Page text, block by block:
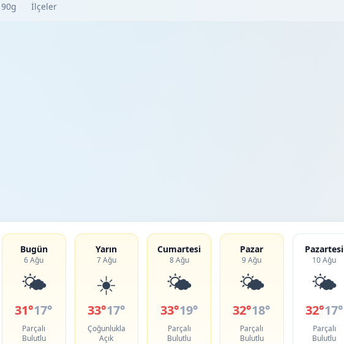
90g
İlçeler
Bugün
6 Ağu
🌤️
31°17°
Parçalı
Bulutlu
Yarın
7 Ağu
☀️
33°17°
Çoğunlukla
Açık
Cumartesi
8 Ağu
🌤️
33°19°
Parçalı
Bulutlu
Pazar
9 Ağu
🌤️
32°18°
Parçalı
Bulutlu
Pazartesi
10 Ağu
🌤️
32°17°
Parçalı
Bulutlu